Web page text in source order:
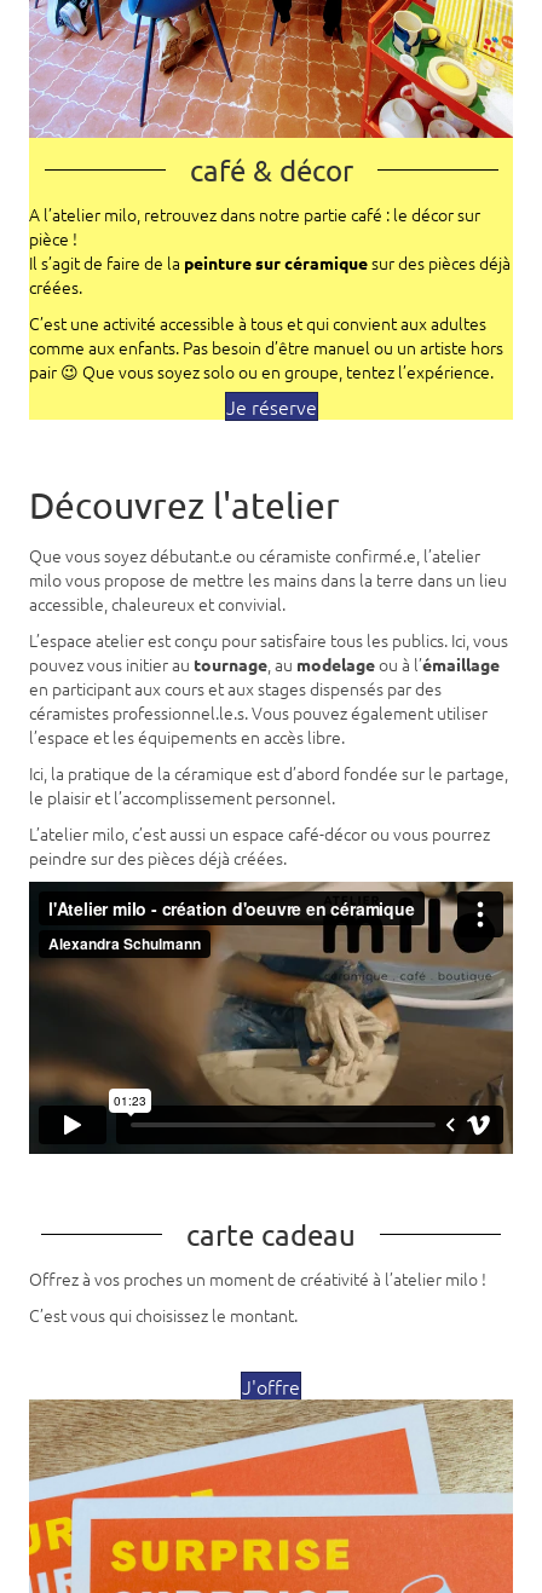
café & décor
A l’atelier milo, retrouvez dans notre partie café : le décor sur
pièce !
Il s’agit de faire de la peinture sur céramiquesur des pièces déjà
créées.
C’est une activité accessible à tous et qui convient aux adultes
comme aux enfants. Pas besoin d’être manuel ou un artiste hors
pair 😉 Que vous soyez solo ou en groupe, tentez l’expérience.
Je réserve
Découvrez l'atelier
Que vous soyez débutant.e ou céramiste confirmé.e, l’atelier
milo vous propose de mettre les mains dans la terre dans un lieu
accessible, chaleureux et convivial.
L’espace atelier est conçu pour satisfaire tous les publics. Ici, vous
pouvez vous initier au tournage , au modelageou à l’émaillage
en participant aux cours et aux stages dispensés par des
céramistes professionnel.le.s. Vous pouvez également utiliser
l’espace et les équipements en accès libre.
Ici, la pratique de la céramique est d’abord fondée sur le partage,
le plaisir et l’accomplissement personnel.
L’atelier milo, c’est aussi un espace café-décor ou vous pourrez
peindre sur des pièces déjà créées.
carte cadeau
Offrez à vos proches un moment de créativité à l’atelier milo !
C’est vous qui choisissez le montant.
J'offre